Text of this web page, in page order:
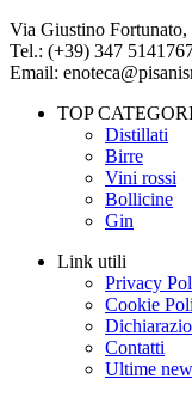
Via Giustino
Tel.: (+39) 347
Email:
TOP
Distillati
Birre
Vini rossi
Bollicine
Gin
Link utili
Privacy
Cookie
Contatti
Ultime